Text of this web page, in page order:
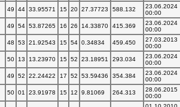
49 44 33.95571 15 20 27.37723 588.132
23.06.2024
00:00
49 54 53.87265 16 26 14.33870 415.369
23.06.2024
00:00
48 53 21.92543 15 54 0.34834 459.450
27.03.2013
00:00
50 13 13.23970 15 52 23.18951 293.034
23.06.2024
00:00
49 52 22.24422 17 52 53.59436 354.384
23.06.2024
00:00
50 01 23.91978 15 12 9.81069 264.313
28.06.2015
00:00